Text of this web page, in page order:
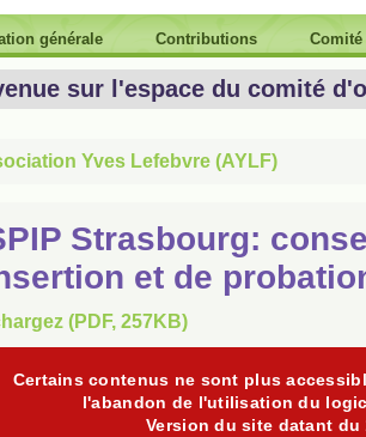
générale Contributions Comité
sur l'espace du comité
Yves Lefebvre (AYLF)
Strasbourg:
et de
(PDF, 257KB)